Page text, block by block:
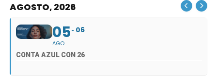
AGOSTO, 2026
05
AGO
06
CONTA AZUL CON 26